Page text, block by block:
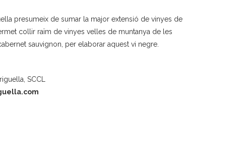
presumeix de sumar la major extensió de vinyes de
collir raïm de vinyes velles de muntanya de les
sauvignon, per elaborar aquest vi negre.
SCCL